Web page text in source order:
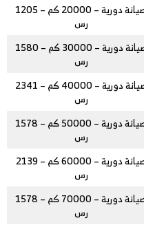
صيانة دورية – 20000 كم – 1205
رس
صيانة دورية – 30000 كم – 1580
رس
صيانة دورية – 40000 كم – 2341
رس
صيانة دورية – 50000 كم – 1578
رس
صيانة دورية – 60000 كم – 2139
رس
صيانة دورية – 70000 كم – 1578
رس